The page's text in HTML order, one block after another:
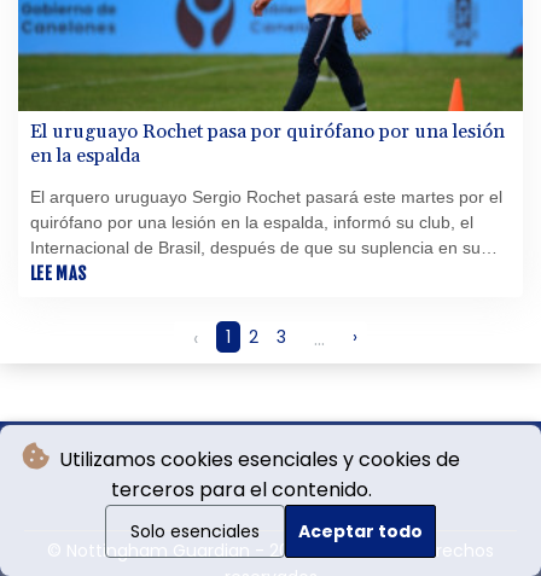
Utilizamos cookies esenciales y cookies de
terceros para el contenido.
Solo esenciales Aceptar todo
El uruguayo Rochet pasa por quirófano por una lesión
en la espalda
El arquero uruguayo Sergio Rochet pasará este martes por el
quirófano por una lesión en la espalda, informó su club, el
Internacional de Brasil, después de que su suplencia en su
selección durante el Mundial 2026 fuese muy cuestionada.
LEE MAS
‹ 1 2 3 ... ›
© Nottingham Guardian - 2026 - Todos los derechos